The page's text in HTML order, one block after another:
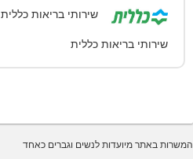
שירותי בריאות כללית
שירותי בריאות כללית
המשרות באתר מיועדות לנשים וגברים כאחד